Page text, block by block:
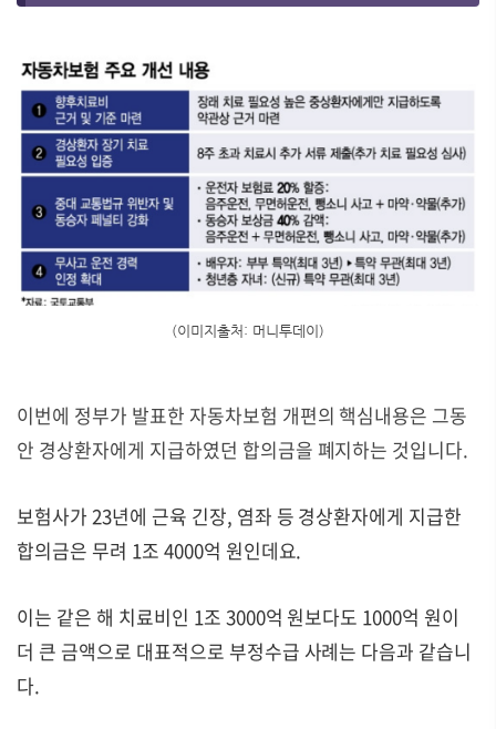
(이미지출처: 머니투데이)
이번에 정부가 발표한 자동차보험 개편의 핵심내용은 그동
안 경상환자에게 지급하였던 합의금을 폐지하는 것입니다.
보험사가 23년에 근육 긴장, 염좌 등 경상환자에게 지급한
합의금은 무려 1조 4000억 원인데요.
이는 같은 해 치료비인 1조 3000억 원보다도 1000억 원이
더 큰 금액으로 대표적으로 부정수급 사례는 다음과 같습니
다.